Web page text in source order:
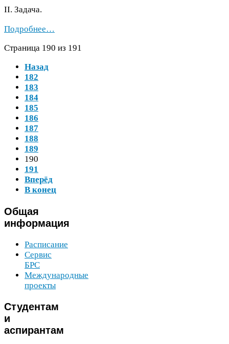
II. Задача.
Подробнее…
Страница 190 из 191
Назад
182
183
184
185
186
187
188
189
190
191
Вперёд
В конец
Общая
информация
Расписание
Сервис
БРС
Международные
проекты
Студентам
и
аспирантам